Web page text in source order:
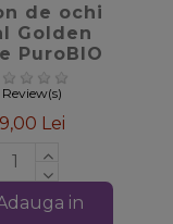
de ochi
Golden
PuroBIO
Lei
in